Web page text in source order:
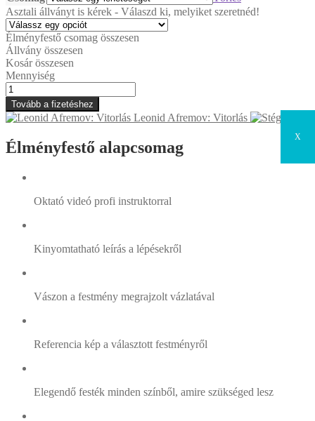
Asztali állványt is kérek - Válaszd ki, melyiket szeretnéd!
Élményfestő csomag összesen
Állvány összesen
Kosár összesen
Mennyiség
Piros
kesztyű
mennyiség
Tovább a fizetéshez
Leonid Afremov: Vitorlás
Élményfestő alapcsomag
Oktató videó profi instruktorral
Kinyomtatható leírás a lépésekről
Vászon a festmény megrajzolt vázlatával
Referencia kép a választott festményről
Elegendő festék minden színből, amire szükséged lesz
X